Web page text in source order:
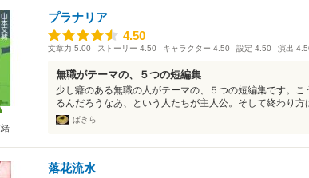
プラナリア
4.50
4.50
文章力 5.00 ストーリー 4.50 キャラクター 4.50 設定 4.50 演出
無職がテーマの、５つの短編集
少し癖のある無職の人がテーマの、５つの短編集です。
るんだろうなあ、という人たちが主人公。そして終わり方
ぱきら
落花流水